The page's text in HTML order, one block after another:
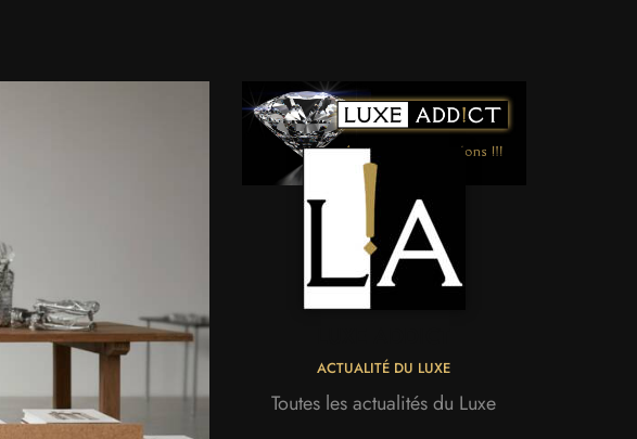
ACTUALITÉ DU LUXE
Toutes les actualités du Luxe